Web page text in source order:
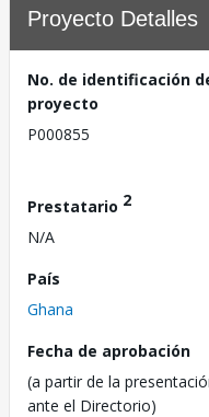
Proyecto Detalles
No. de identificación
proyecto
P000855
Prestatario 2
N/A
País
Ghana
Fecha de aprobación
(a partir de la
ante el Directorio)